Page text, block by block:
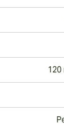
120